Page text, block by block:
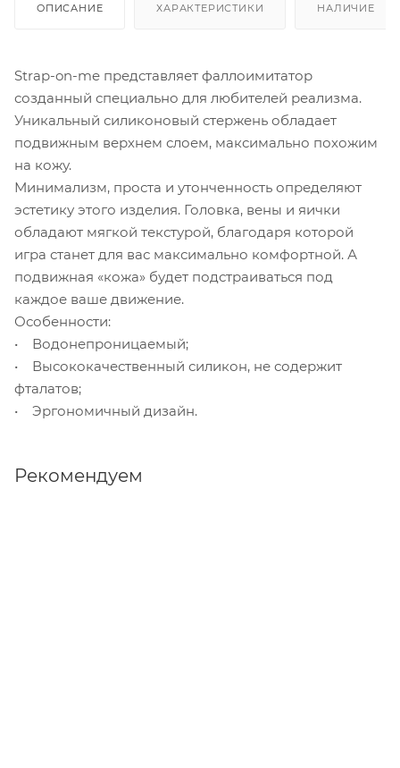
ОПИСАНИЕ ХАРАКТЕРИСТИКИ НАЛИЧИЕ
Strap-on-me представляет фаллоимитатор
созданный специально для любителей реализма.
Уникальный силиконовый стержень обладает
подвижным верхнем слоем, максимально похожим
на кожу.
Минимализм, проста и утонченность определяют
эстетику этого изделия. Головка, вены и яички
обладают мягкой текстурой, благодаря которой
игра станет для вас максимально комфортной. А
подвижная «кожа» будет подстраиваться под
каждое ваше движение.
Особенности:
• Водонепроницаемый;
• Высококачественный силикон, не содержит
фталатов;
• Эргономичный дизайн.
Рекомендуем